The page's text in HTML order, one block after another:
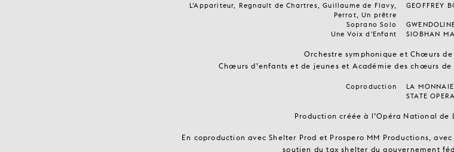
L'Appariteur, Regnault de Chartres, Guillaume de Flavy,
Perrot, Un prêtre
GEOFFREY
Soprano Solo
Une Voix d'Enfant
SIOBHAN
Orchestre symphonique et Chœurs
Chœurs d’enfants et de jeunes et Académie des chœurs
Coproduction
LA
STATE
Production créée à l’Opéra National de
En coproduction avec Shelter Prod et Prospero MM Productions,
soutien du tax shelter du gouvernement